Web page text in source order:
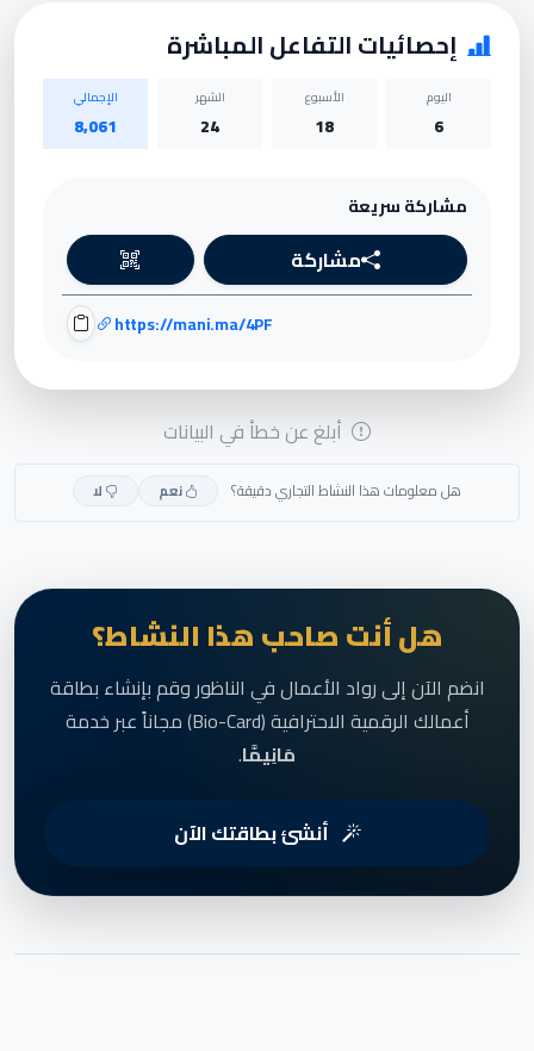
إحصائيات التفاعل المباشرة
اليوم
6
الأسبوع
18
الشهر
24
الإجمالي
8,061
مشاركة سريعة
مشاركة
https://mani.ma/4PF
أبلغ عن خطأ في البيانات
هل معلومات هذا النشاط التجاري دقيقة؟ نعم لا
هل أنت صاحب هذا النشاط؟
انضم الآن إلى رواد الأعمال في الناظور وقم بإنشاء بطاقة
أعمالك الرقمية الاحترافية (Bio-Card) مجاناً عبر خدمة
مَانِيمَّا.
أنشئ بطاقتك الآن